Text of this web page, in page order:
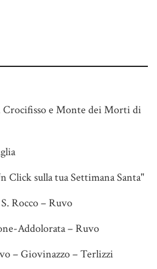
Crocifisso e Monte dei Morti di
Click sulla tua Settimana Santa"
Rocco – Ruvo
Addolorata – Ruvo
– Giovinazzo – Terlizzi